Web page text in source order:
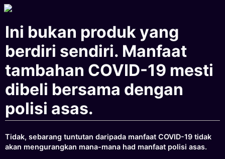
Ini bukan produk yang
berdiri sendiri. Manfaat
tambahan COVID-19 mesti
dibeli bersama dengan
polisi asas.
Tidak, sebarang tuntutan daripada manfaat COVID-19 tidak
akan mengurangkan mana-mana had manfaat polisi asas.